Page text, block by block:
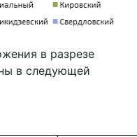
в разрезе
в следующей